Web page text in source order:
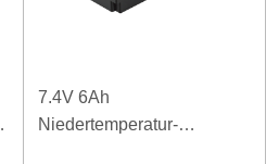
7.4V 6Ah
Niedertemperatur-